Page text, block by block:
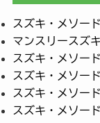
スズキ・メソー
マンスリースズキ
スズキ・メソー
スズキ・メソー
スズキ・メソー
スズキ・メソー